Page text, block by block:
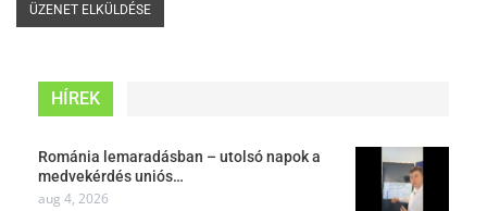
HÍREK
Románia lemaradásban – utolsó napok a
medvekérdés uniós…
aug 4, 2026